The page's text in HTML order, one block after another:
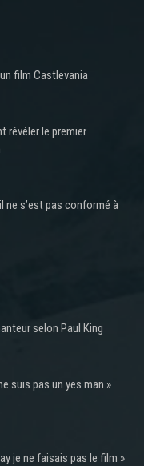
film Castlevania
révéler le premier
ne s’est pas conformé à
selon Paul King
suis pas un yes man »
je ne faisais pas le film »